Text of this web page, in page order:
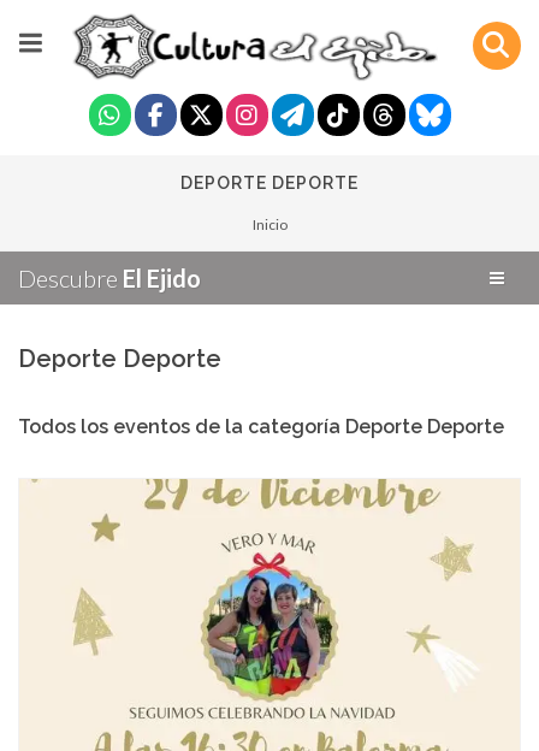
DEPORTE DEPORTE
Inicio
Descubre El Ejido
Deporte Deporte
Todos los eventos de la categoría Deporte Deporte